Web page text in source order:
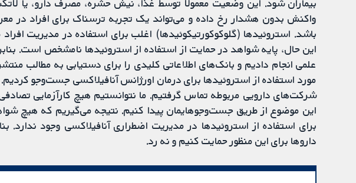
بیماران شود. این وضعیت معمولا توسط غذا، نیش حشره، مصرف دارو، یا
واکنش بدون هشدار رخ داده و می‌تواند یک تجربه ترسناک برای افراد در
باشد. استروئیدها (گلوکوکورتیکوئیدها) اغلب برای استفاده در مدیریت
این حال، پایه شواهد در حمایت از استفاده از استروئیدها نامشخص است.
علمی انجام دادیم و بانک‌های اطلاعاتی کلیدی را برای دستیابی به مطالب
مورد استفاده از استروئیدها برای درمان اورژانس آنافیلاکسی جست‌وجو کردیم.
شرکت‌های دارویی مربوطه تماس گرفتیم. ما نتوانستیم هیچ کارآزمایی
این موضوع از طریق جست‌وجوهایمان پیدا کنیم. نتیجه می‌گیریم که هیچ
برای استفاده از استروئیدها در مدیریت اضطراری آنافیلاکسی وجود ندارد.
داروها برای این منظور حمایت کنیم و نه رد.